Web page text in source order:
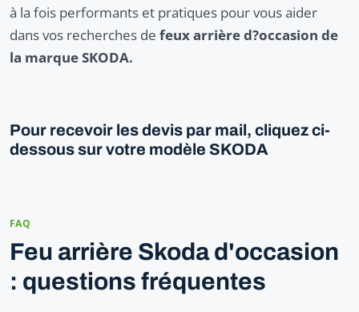
à la fois performants et pratiques pour vous aider
dans vos recherches de feux arrière d?occasion de
la marque SKODA.
Pour recevoir les devis par mail, cliquez ci-
dessous sur votre modèle SKODA
FAQ
Feu arrière Skoda d'occasion
: questions fréquentes